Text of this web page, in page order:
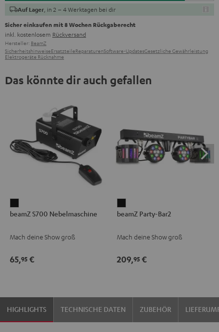
Auf Lager , in 2 – 4 Werktagen bei dir
Sicher einkaufen mit 8 Wochen Rückgaberecht
inkl. kostenlosem Rückversand
Hersteller: BeamZ
SicherheitshinweiseErsatzteileReparaturenSoftware-UpdatesGesetzliche Gewährleistung
Elektrogeräte Rücknahme
Das könnte dir auch gefallen
S700
Schwarz
beamZ S700 Nebelmaschine
Mach deine Show groß
65,95 €
Party-
Schwarz
beamZ Party-Bar2
Mach deine Show groß
209,95 €
HIGHLIGHTS TECHNISCHE DATEN ZUBEHÖR